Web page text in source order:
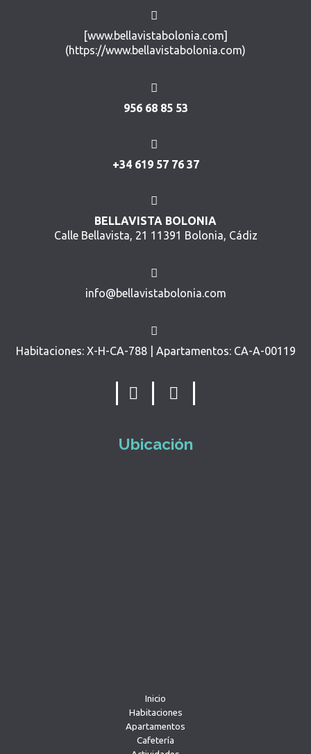
[www.bellavistabolonia.com]
(https://www.bellavistabolonia.com)
956 68 85 53
+34 619 57 76 37
BELLAVISTA BOLONIA
Calle Bellavista, 21 11391 Bolonia, Cádiz
info@bellavistabolonia.com
Habitaciones: X-H-CA-788 | Apartamentos: CA-A-00119
Ubicación
Inicio
Habitaciones
Apartamentos
Cafetería